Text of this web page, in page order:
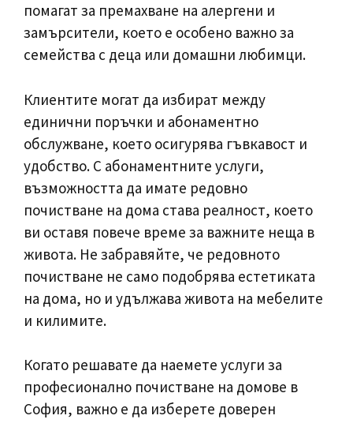
помагат за премахване на алергени и
замърсители, което е особено важно за
семейства с деца или домашни любимци.
Клиентите могат да избират между
единични поръчки и абонаментно
обслужване, което осигурява гъвкавост и
удобство. С абонаментните услуги,
възможността да имате редовно
почистване на дома става реалност, което
ви оставя повече време за важните неща в
живота. Не забравяйте, че редовното
почистване не само подобрява естетиката
на дома, но и удължава живота на мебелите
и килимите.
Когато решавате да наемете услуги за
професионално почистване на домове в
София, важно е да изберете доверен